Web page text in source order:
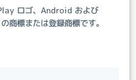
ロゴ、Android および
標または登録商標です。